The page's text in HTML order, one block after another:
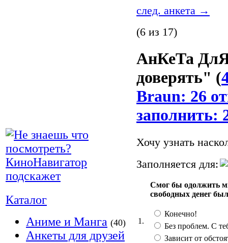
Каталог
Аниме и Манга (40)
Анкеты для друзей
след. анкета →
(6 из 17)
АнКеТа
доверять" (
Braun: 26
заполнить:
Хочу узнать
Заполняется для:
1.
Смог бы одолжить
свободных денег
Конечно!
Без проблем. С
Зависит от